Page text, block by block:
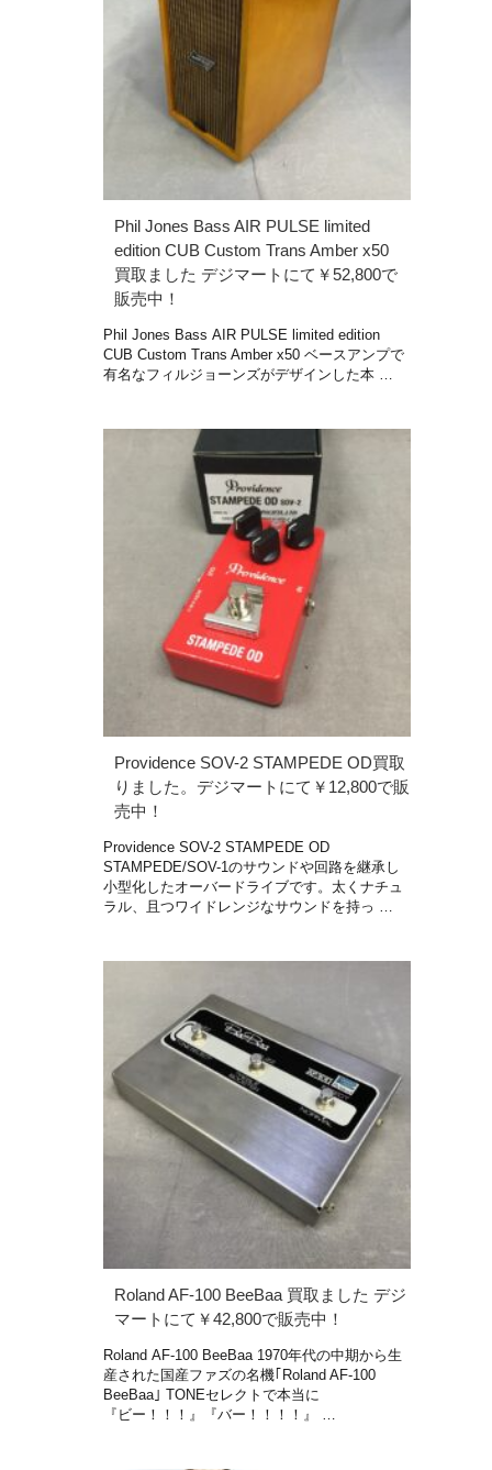
Phil Jones Bass AIR PULSE limited
edition CUB Custom Trans Amber x50
買取ました デジマートにて￥52,800で
販売中！
Phil Jones Bass AIR PULSE limited edition
CUB Custom Trans Amber x50 ベースアンプで
有名なフィルジョーンズがデザインした本 …
Providence SOV-2 STAMPEDE OD買取
りました。デジマートにて￥12,800で販
売中！
Providence SOV-2 STAMPEDE OD
STAMPEDE/SOV-1のサウンドや回路を継承し
小型化したオーバードライブです。太くナチュ
ラル、且つワイドレンジなサウンドを持っ …
Roland AF-100 BeeBaa 買取ました デジ
マートにて￥42,800で販売中！
Roland AF-100 BeeBaa 1970年代の中期から生
産された国産ファズの名機｢Roland AF-100
BeeBaa｣ TONEセレクトで本当に
『ビー！！！』『バー！！！！』 …